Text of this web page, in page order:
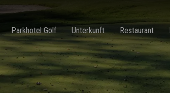
Parkhotel Golf Unterkunft Restaurant